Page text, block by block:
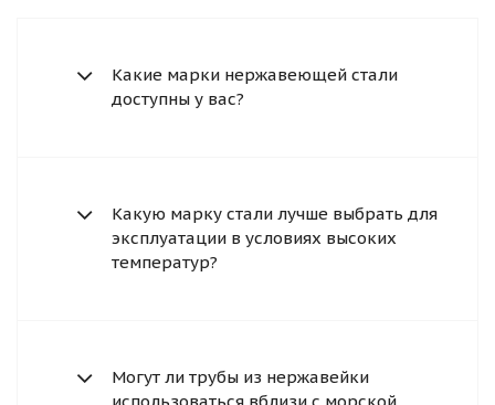
Какие марки нержавеющей стали
доступны у вас?
Какую марку стали лучше выбрать для
эксплуатации в условиях высоких
температур?
Могут ли трубы из нержавейки